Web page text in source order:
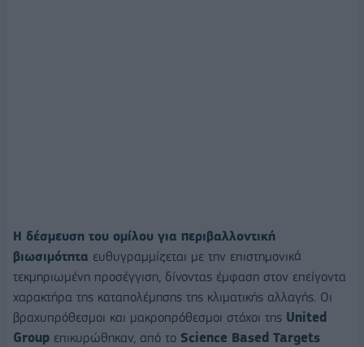
Η δέσμευση του ομίλου για περιβαλλοντική
βιωσιμότητα ευθυγραμμίζεται με την επιστημονικά
τεκμηριωμένη προσέγγιση, δίνοντας έμφαση στον επείγοντα
χαρακτήρα της καταπολέμησης της κλιματικής αλλαγής. Οι
βραχυπρόθεσμοι και μακροπρόθεσμοι στόχοι της United
Group επικυρώθηκαν, από το Science Based Targets